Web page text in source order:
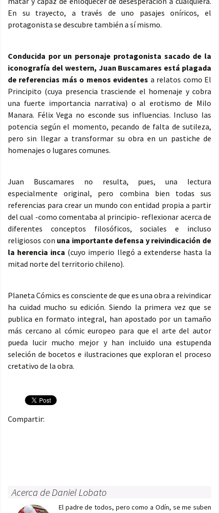
En su trayecto, a través de uno pasajes oníricos, el
protagonista se descubre también a sí mismo.
Conducida por un personaje protagonista sacado de la
iconografía del western, Juan Buscamares está plagada
de referencias más o menos evidentes a relatos como El
Principito (cuya presencia trasciende el homenaje y cobra
una fuerte importancia narrativa) o al erotismo de Milo
Manara. Félix Vega no esconde sus influencias. Incluso las
potencia según el momento, pecando de falta de sutileza,
pero sin llegar a transformar su obra en un pastiche de
homenajes o lugares comunes.
Juan Buscamares no resulta, pues, una lectura
especialmente original, pero combina bien todas sus
referencias para crear un mundo con entidad propia a partir
del cual -como comentaba al principio- reflexionar acerca de
diferentes conceptos filosóficos, sociales e incluso
religiosos con una importante defensa y reivindicación de
la herencia inca (cuyo imperio llegó a extenderse hasta la
mitad norte del territorio chileno).
Planeta Cómics es consciente de que es una obra a reivindicar
ha cuidad mucho su edición. Siendo la primera vez que se
publica en formato integral, han apostado por un tamaño
más cercano al cómic europeo para que el arte del autor
pueda lucir mucho mejor y han incluido una estupenda
seleción de bocetos e ilustraciones que exploran el proceso
cretativo de la obra.
Compartir:
Acerca de Daniel Lobato
El padre de todos, pero como a Odín, se me suben